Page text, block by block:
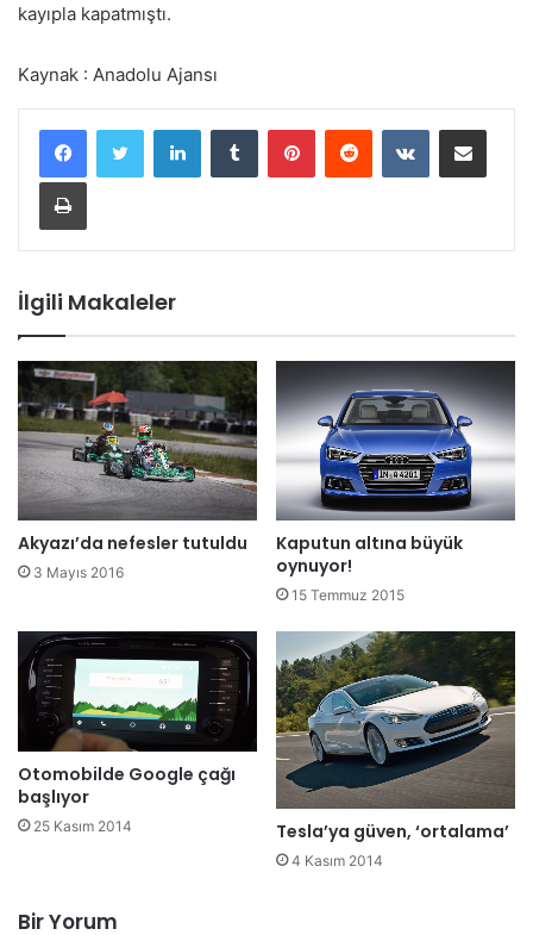
kayıpla kapatmıştı.
Kaynak : Anadolu Ajansı
İlgili Makaleler
Akyazı’da nefesler tutuldu
3 Mayıs 2016
Kaputun altına büyük
oynuyor!
15 Temmuz 2015
Otomobilde Google çağı
başlıyor
25 Kasım 2014 Tesla’ya güven, ‘ortalama’
4 Kasım 2014
Bir Yorum